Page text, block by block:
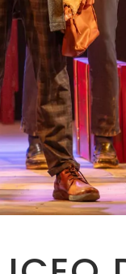
Radio Moguer
Municipal de la
de Moguer 2026 |
y proyectos